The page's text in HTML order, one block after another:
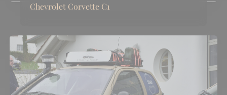
Chevrolet Corvette C1